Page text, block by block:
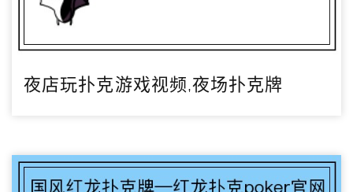
夜店玩扑克游戏视频,夜场扑克牌